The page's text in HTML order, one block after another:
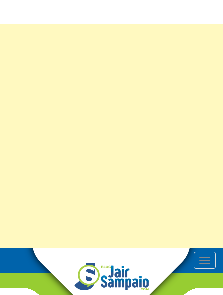
T
o